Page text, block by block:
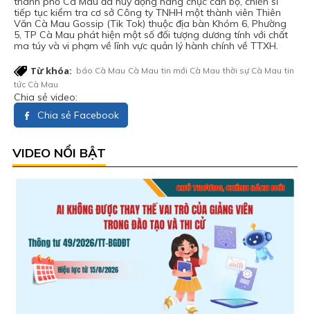
tiếp tục kiểm tra cơ sở Công ty TNHH một thành viên Thiên
Văn Cà Mau Gossip (Tik Tok) thuộc địa bàn Khóm 6, Phường
5, TP Cà Mau phát hiện một số đối tượng dương tính với chất
ma túy và vi phạm về lĩnh vực quản lý hành chính về TTXH.
Từ khóa: báo Cà Mau Cà Mau tin mới Cà Mau thời sự Cà Mau tin
tức Cà Mau
Chia sẻ video:
Chia sẻ Facebook
VIDEO NỔI BẬT